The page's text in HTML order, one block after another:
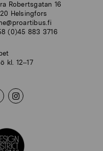
Robertsgatan 16
Helsingfors
(0)45 883 3716
kl. 12–17